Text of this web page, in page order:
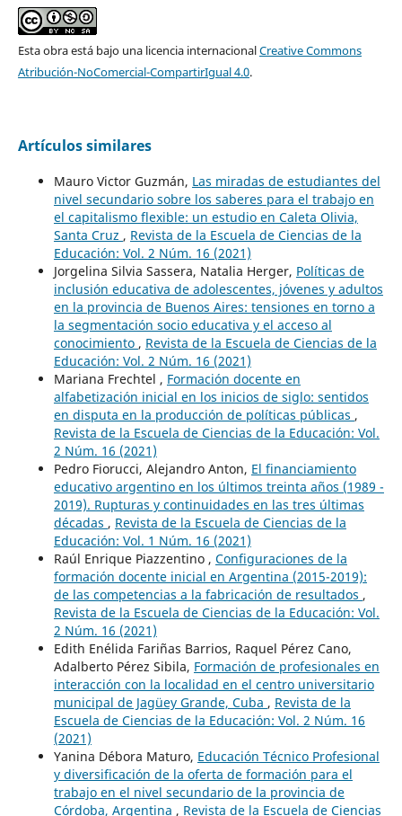
Esta obra está bajo una licencia internacionalCreative Commons
Atribución-NoComercial-CompartirIgual 4.0.
Artículos similares
Mauro Victor Guzmán, Las miradas de estudiantes del
nivel secundario sobre los saberes para el trabajo en
el capitalismo flexible: un estudio en Caleta Olivia,
Santa Cruz , Revista de la Escuela de Ciencias de la
Educación: Vol. 2 Núm. 16 (2021)
Jorgelina Silvia Sassera, Natalia Herger, Políticas de
inclusión educativa de adolescentes, jóvenes y adultos
en la provincia de Buenos Aires: tensiones en torno a
la segmentación socio educativa y el acceso al
conocimiento , Revista de la Escuela de Ciencias de la
Educación: Vol. 2 Núm. 16 (2021)
Mariana Frechtel , Formación docente en
alfabetización inicial en los inicios de siglo: sentidos
en disputa en la producción de políticas públicas ,
Revista de la Escuela de Ciencias de la Educación: Vol.
2 Núm. 16 (2021)
Pedro Fiorucci, Alejandro Anton, El financiamiento
educativo argentino en los últimos treinta años (1989 -
2019). Rupturas y continuidades en las tres últimas
décadas , Revista de la Escuela de Ciencias de la
Educación: Vol. 1 Núm. 16 (2021)
Raúl Enrique Piazzentino , Configuraciones de la
formación docente inicial en Argentina (2015-2019):
de las competencias a la fabricación de resultados ,
Revista de la Escuela de Ciencias de la Educación: Vol.
2 Núm. 16 (2021)
Edith Enélida Fariñas Barrios, Raquel Pérez Cano,
Adalberto Pérez Sibila, Formación de profesionales en
interacción con la localidad en el centro universitario
municipal de Jagüey Grande, Cuba , Revista de la
Escuela de Ciencias de la Educación: Vol. 2 Núm. 16
(2021)
Yanina Débora Maturo, Educación Técnico Profesional
y diversificación de la oferta de formación para el
trabajo en el nivel secundario de la provincia de
Córdoba, Argentina , Revista de la Escuela de Ciencias